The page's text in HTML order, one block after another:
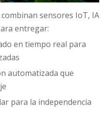
sensores IoT, IA
entregar:
en tiempo real para
automatizada que
para la independencia